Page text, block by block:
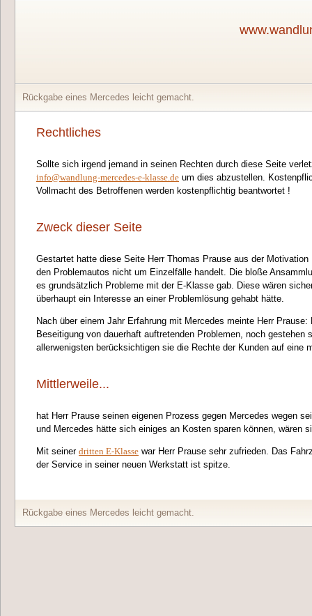
Rückgabe eines Mercedes leicht gemacht.
Rechtliches
Sollte sich irgend jemand in seinen Rechten durch diese Seite
info@wandlung-mercedes-e-klasse.de um dies abzustellen.
Vollmacht des Betroffenen werden kostenpflichtig beantwortet !
Zweck dieser Seite
Gestartet hatte diese Seite Herr Thomas Prause aus der
den Problemautos nicht um Einzelfälle handelt. Die bloße
es grundsätzlich Probleme mit der E-Klasse gab. Diese wären
überhaupt ein Interesse an einer Problemlösung gehabt hätte.
Nach über einem Jahr Erfahrung mit Mercedes meinte Herr
Beseitigung von dauerhaft auftretenden Problemen, noch gestehen
allerwenigsten berücksichtigen sie die Rechte der Kunden auf eine
Mittlerweile...
hat Herr Prause seinen eigenen Prozess gegen Mercedes wegen
und Mercedes hätte sich einiges an Kosten sparen können, wären
Mit seiner dritten E-Klasse war Herr Prause sehr zufrieden. Das
der Service in seiner neuen Werkstatt ist spitze.
Rückgabe eines Mercedes leicht gemacht.